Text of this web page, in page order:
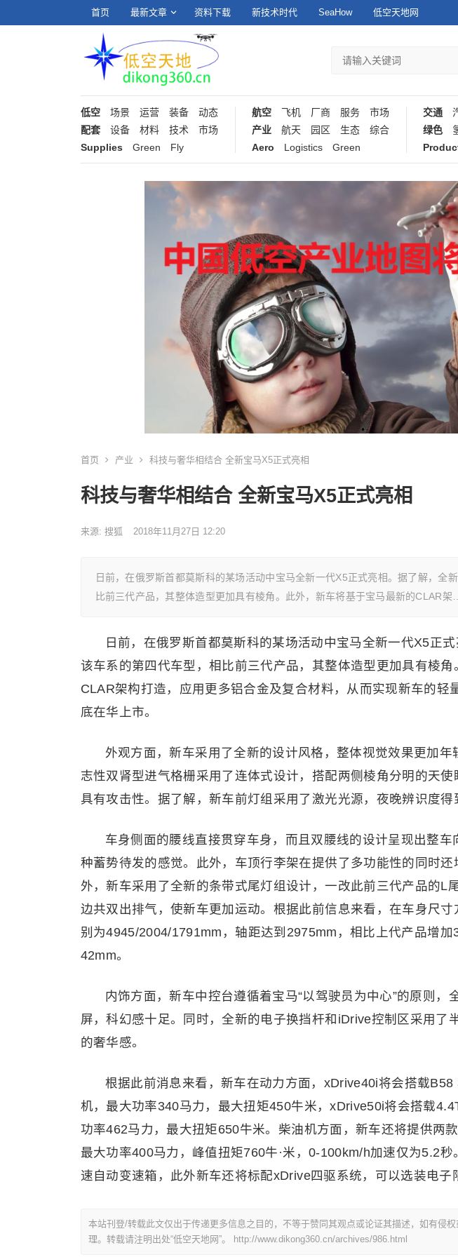
首页 最新文章 资料下载 新技术时代 SeaHow 低空天地网
低空 场景 运营 装备
动态
配套
设备 材料 技术
市场
Supplies
Green Fly
航空 飞机 厂商 服务
市场
产业
航天 园区 生态
综合
Aero
Logistics Green
交通
绿色
首页 产业 科技与奢华相结合 全新宝马X5正式亮相
科技与奢华相结合 全新宝马X5正式亮相
来源: 搜狐 2018年11月27日 12:20
日前，在俄罗斯首都莫斯科的某场活动中宝马全新一代X5正式亮相。据了解，全
比前三代产品，其整体造型更加具有棱角。此外，新车将基于宝马最新的CLAR架…
日前，在俄罗斯首都莫斯科的某场活动中宝马全新一代X5正
该车系的第四代车型，相比前三代产品，其整体造型更加具有棱
CLAR架构打造，应用更多铝合金及复合材料，从而实现新车的轻
底在华上市。
外观方面，新车采用了全新的设计风格，整体视觉效果更加
志性双肾型进气格栅采用了连体式设计，搭配两侧棱角分明的天
具有攻击性。据了解，新车前灯组采用了激光光源，夜晚辨识度得
车身侧面的腰线直接贯穿车身，而且双腰线的设计呈现出整
种蓄势待发的感觉。此外，车顶行李架在提供了多功能性的同时
外，新车采用了全新的条带式尾灯组设计，一改此前三代产品的L
边共双出排气，使新车更加运动。根据此前信息来看，在车身尺
别为4945/2004/1791mm，轴距达到2975mm，相比上代产品增
42mm。
内饰方面，新车中控台遵循着宝马“以驾驶员为中心”的原则，
屏，科幻感十足。同时，全新的电子换挡杆和iDrive控制区采用了
的奢华感。
根据此前消息来看，新车在动力方面，xDrive40i将会搭载
机，最大功率340马力，最大扭矩450牛米，xDrive50i将会搭载
功率462马力，最大扭矩650牛米。柴油机方面，新车还将提供两
最大功率400马力，峰值扭矩760牛·米，0-100km/h加速仅为5.2
速自动变速箱，此外新车还将标配xDrive四驱系统，可以选装电子
本站刊登/转载此文仅出于传递更多信息之目的，不等于赞同其观点或论证其描述，如有侵
理。转载请注明出处“低空天地网”。
http://www.dikong360.cn/archives/986.html